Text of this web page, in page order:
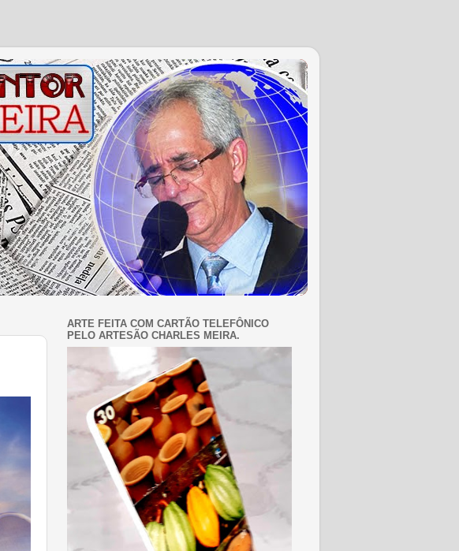
ARTE FEITA COM CARTÃO TELEFÔNICO
PELO ARTESÃO CHARLES MEIRA.